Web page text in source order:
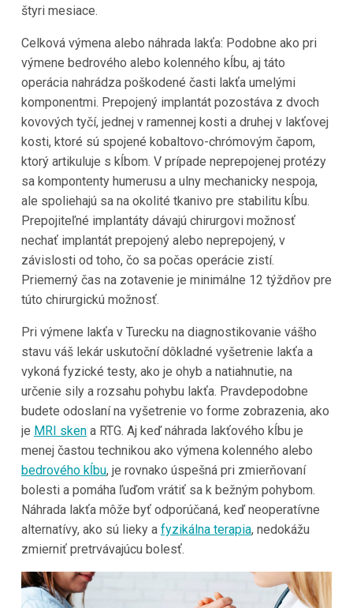
štyri mesiace.
Celková výmena alebo náhrada lakťa: Podobne ako pri
výmene bedrového alebo kolenného kĺbu, aj táto
operácia nahrádza poškodené časti lakťa umelými
komponentmi. Prepojený implantát pozostáva z dvoch
kovových tyčí, jednej v ramennej kosti a druhej v lakťovej
kosti, ktoré sú spojené kobaltovo-chrómovým čapom,
ktorý artikuluje s kĺbom. V prípade neprepojenej protézy
sa kompontenty humerusu a ulny mechanicky nespoja,
ale spoliehajú sa na okolité tkanivo pre stabilitu kĺbu.
Prepojiteľné implantáty dávajú chirurgovi možnosť
nechať implantát prepojený alebo neprepojený, v
závislosti od toho, čo sa počas operácie zistí.
Priemerný čas na zotavenie je minimálne 12 týždňov pre
túto chirurgickú možnosť.
Pri výmene lakťa v Turecku na diagnostikovanie vášho
stavu váš lekár uskutoční dôkladné vyšetrenie lakťa a
vykoná fyzické testy, ako je ohyb a natiahnutie, na
určenie sily a rozsahu pohybu lakťa. Pravdepodobne
budete odoslaní na vyšetrenie vo forme zobrazenia, ako
je MRI skena RTG. Aj keď náhrada lakťového kĺbu je
menej častou technikou ako výmena kolenného alebo
bedrového kĺbu, je rovnako úspešná pri zmierňovaní
bolesti a pomáha ľuďom vrátiť sa k bežným pohybom.
Náhrada lakťa môže byť odporúčaná, keď neoperatívne
alternatívy, ako sú lieky a fyzikálna terapia, nedokážu
zmierniť pretrvávajúcu bolesť.